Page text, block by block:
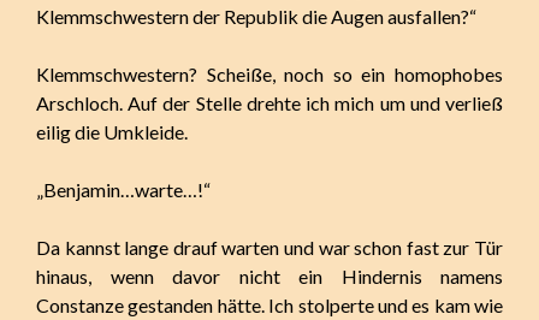
Klemmschwestern der Republik die Augen ausfallen?“
Klemmschwestern? Scheiße, noch so ein homophobes
Arschloch. Auf der Stelle drehte ich mich um und verließ
eilig die Umkleide.
„Benjamin…warte…!“
Da kannst lange drauf warten und war schon fast zur Tür
hinaus, wenn davor nicht ein Hindernis namens
Constanze gestanden hätte. Ich stolperte und es kam wie